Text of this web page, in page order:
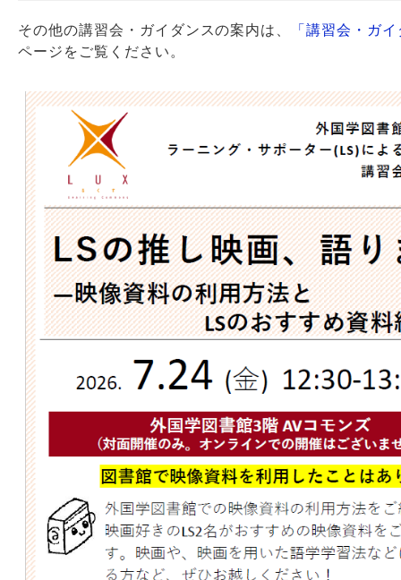
その他の講習会・ガイダンスの案内は、
「講習会・ガ
ページをご覧ください。